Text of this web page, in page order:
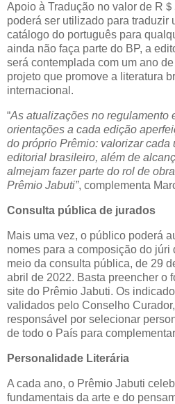
Apoio à Tradução no valor de R
poderá ser utilizado para traduzir
catálogo do português para
ainda não faça parte do BP, a
será contemplada com um ano
projeto que promove a literatura
internacional.
“As atualizações no regulamento
orientações a cada edição
do próprio Prêmio: valorizar cada
editorial brasileiro, além de
almejam fazer parte do rol de
Prêmio Jabuti”, complementa
Consulta pública de jurados
Mais uma vez, o público poderá
nomes para a composição do júri
meio da consulta pública, de 29
abril de 2022. Basta preencher o
site do Prêmio Jabuti. Os
validados pelo Conselho
responsável por selecionar
de todo o País para
Personalidade Literária
A cada ano, o Prêmio Jabuti
fundamentais da arte e do